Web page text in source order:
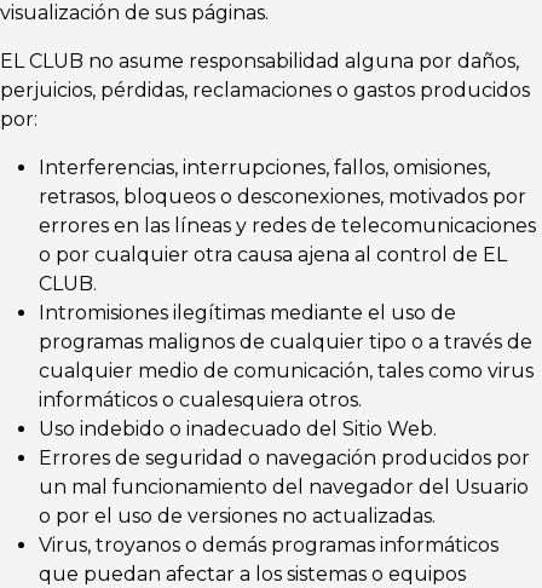
visualización de sus páginas.
EL CLUB no asume responsabilidad alguna por daños,
perjuicios, pérdidas, reclamaciones o gastos producidos
por:
Interferencias, interrupciones, fallos, omisiones,
retrasos, bloqueos o desconexiones, motivados por
errores en las líneas y redes de telecomunicaciones
o por cualquier otra causa ajena al control de EL
CLUB.
Intromisiones ilegítimas mediante el uso de
programas malignos de cualquier tipo o a través de
cualquier medio de comunicación, tales como virus
informáticos o cualesquiera otros.
Uso indebido o inadecuado del Sitio Web.
Errores de seguridad o navegación producidos por
un mal funcionamiento del navegador del Usuario
o por el uso de versiones no actualizadas.
Virus, troyanos o demás programas informáticos
que puedan afectar a los sistemas o equipos